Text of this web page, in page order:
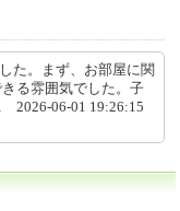
た。まず、お部屋に関
る雰囲気でした。子
2026-06-01 19:26:15